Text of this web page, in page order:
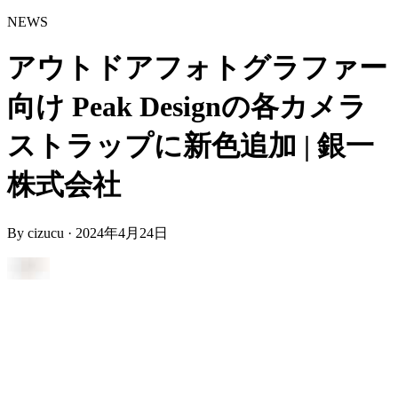
NEWS
アウトドアフォトグラファー
向け Peak Designの各カメラ
ストラップに新色追加 | 銀一
株式会社
By cizucu · 2024年4月24日